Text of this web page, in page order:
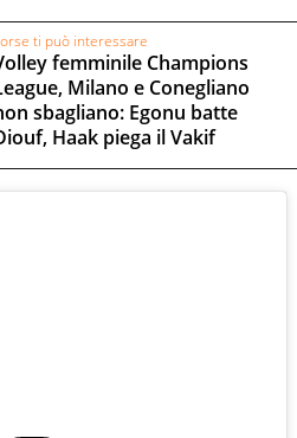
ti può interessare
femminile Champions
Milano e Conegliano
sbagliano: Egonu batte
Haak piega il Vakif